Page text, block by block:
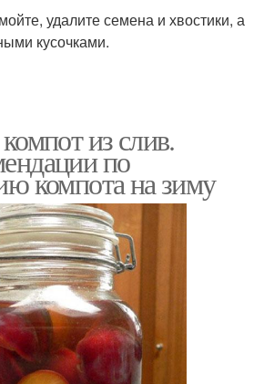
удалите семена и хвостики, а
кусочками.
из слив.
по
компота на зиму